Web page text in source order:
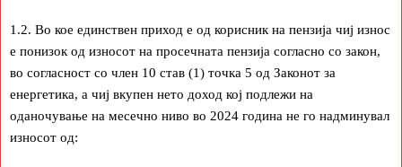
1.2. Во кое единствен приход е од корисник на пензија чиј износ
е понизок од износот на просечната пензија согласно со закон,
во согласност со член 10 став (1) точка 5 од Законот за
енергетика, а чиј вкупен нето доход кој подлежи на
оданочување на месечно ниво во 2024 година не го надминувал
износот од: